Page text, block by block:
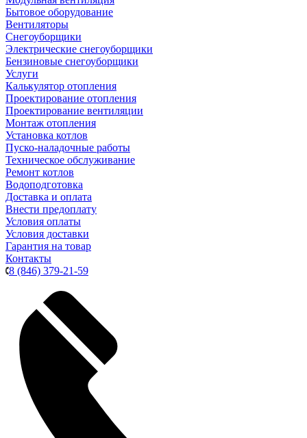
Бытовое оборудование
Вентиляторы
Снегоуборщики
Электрические снегоуборщики
Бензиновые снегоуборщики
Услуги
Калькулятор отопления
Проектирование отопления
Проектирование вентиляции
Монтаж отопления
Установка котлов
Пуско-наладочные работы
Техническое обслуживание
Ремонт котлов
Водоподготовка
Доставка и оплата
Внести предоплату
Условия оплаты
Условия доставки
Гарантия на товар
Контакты
8 (846) 379-21-59